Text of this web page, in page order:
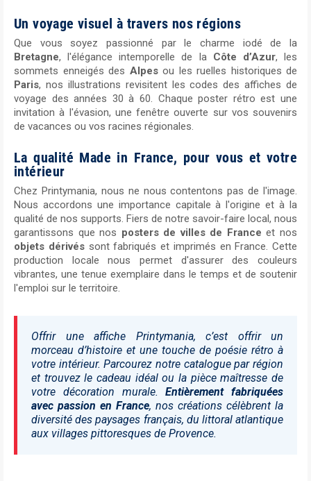
Un voyage visuel à travers nos régions
Que vous soyez passionné par le charme iodé de la
Bretagne, l'élégance intemporelle de la Côte d’Azur, les
sommets enneigés des Alpesou les ruelles historiques de
Paris, nos illustrations revisitent les codes des affiches de
voyage des années 30 à 60. Chaque poster rétro est une
invitation à l'évasion, une fenêtre ouverte sur vos souvenirs
de vacances ou vos racines régionales.
La qualité Made in France, pour vous et votre
intérieur
Chez Printymania, nous ne nous contentons pas de l'image.
Nous accordons une importance capitale à l'origine et à la
qualité de nos supports. Fiers de notre savoir-faire local, nous
garantissons que nos posters de villes de France et nos
objets dérivéssont fabriqués et imprimés en France. Cette
production locale nous permet d'assurer des couleurs
vibrantes, une tenue exemplaire dans le temps et de soutenir
l'emploi sur le territoire.
Offrir une affiche Printymania, c’est offrir un
morceau d’histoire et une touche de poésie rétro à
votre intérieur. Parcourez notre catalogue par région
et trouvez le cadeau idéal ou la pièce maîtresse de
votre décoration murale.Entièrement fabriquées
avec passion en France, nos créations célèbrent la
diversité des paysages français, du littoral atlantique
aux villages pittoresques de Provence.